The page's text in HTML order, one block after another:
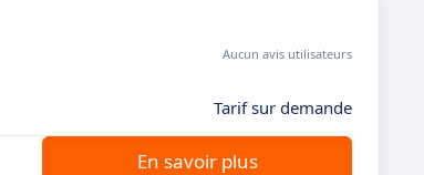
Aucun avis utilisateurs
Tarif sur demande
En savoir plus